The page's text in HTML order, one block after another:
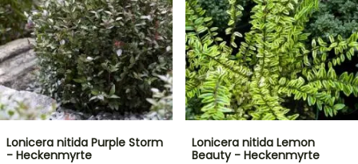
Lonicera nitida Purple Storm
- Heckenmyrte
Lonicera nitida Lemon
Beauty - Heckenmyrte